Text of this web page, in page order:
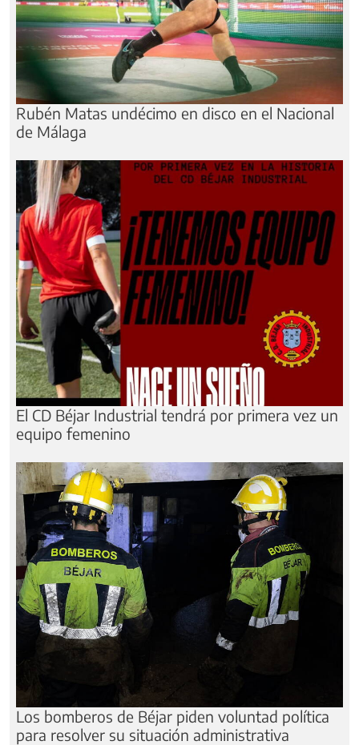
Rubén Matas undécimo en disco en el Nacional
de Málaga
El CD Béjar Industrial tendrá por primera vez un
equipo femenino
Los bomberos de Béjar piden voluntad política
para resolver su situación administrativa